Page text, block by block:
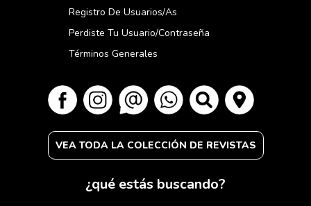
Registro De Usuarios/as
Perdiste Tu Usuario/contraseña
Términos Generales
VEA TODA LA COLECCIÓN DE REVISTAS
¿qué estás buscando?